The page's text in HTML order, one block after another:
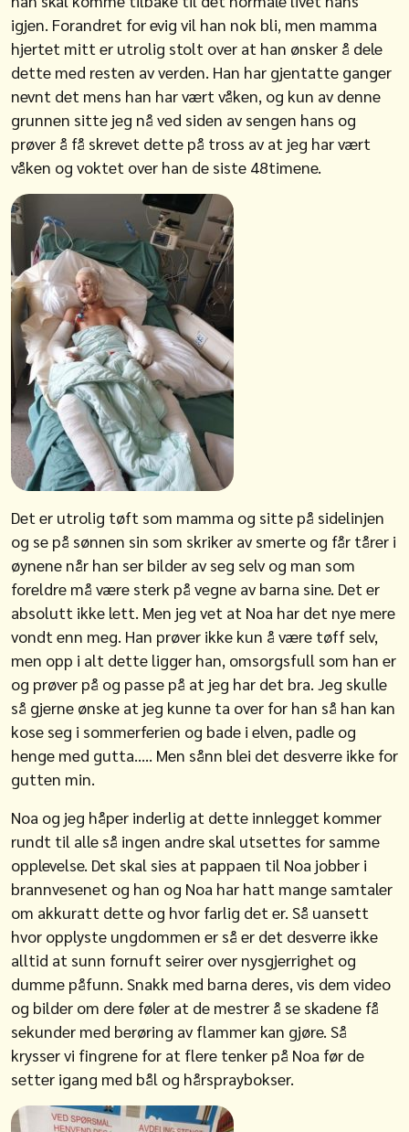
igjen. Forandret for evig vil han nok bli, men mamma
hjertet mitt er utrolig stolt over at han ønsker å dele
dette med resten av verden. Han har gjentatte ganger
nevnt det mens han har vært våken, og kun av denne
grunnen sitte jeg nå ved siden av sengen hans og
prøver å få skrevet dette på tross av at jeg har vært
våken og voktet over han de siste 48timene.
Det er utrolig tøft som mamma og sitte på sidelinjen
og se på sønnen sin som skriker av smerte og får tårer i
øynene når han ser bilder av seg selv og man som
foreldre må være sterk på vegne av barna sine. Det er
absolutt ikke lett. Men jeg vet at Noa har det nye mere
vondt enn meg. Han prøver ikke kun å være tøff selv,
men opp i alt dette ligger han, omsorgsfull som han er
og prøver på og passe på at jeg har det bra. Jeg skulle
så gjerne ønske at jeg kunne ta over for han så han kan
kose seg i sommerferien og bade i elven, padle og
henge med gutta….. Men sånn blei det desverre ikke for
gutten min.
Noa og jeg håper inderlig at dette innlegget kommer
rundt til alle så ingen andre skal utsettes for samme
opplevelse. Det skal sies at pappaen til Noa jobber i
brannvesenet og han og Noa har hatt mange samtaler
om akkuratt dette og hvor farlig det er. Så uansett
hvor opplyste ungdommen er så er det desverre ikke
alltid at sunn fornuft seirer over nysgjerrighet og
dumme påfunn. Snakk med barna deres, vis dem video
og bilder om dere føler at de mestrer å se skadene få
sekunder med berøring av flammer kan gjøre. Så
krysser vi fingrene for at flere tenker på Noa før de
setter igang med bål og hårspraybokser.